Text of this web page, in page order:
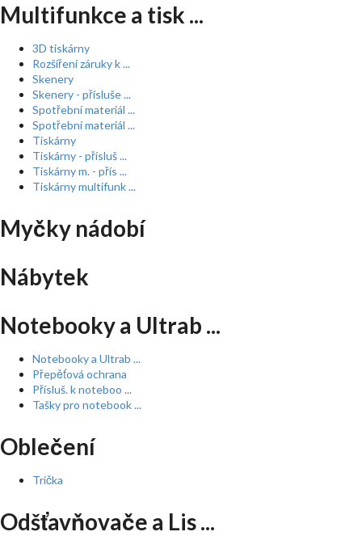
Multifunkce a tisk ...
3D tiskárny
Rozšíření záruky k ...
Skenery
Skenery - přísluše ...
Spotřební materiál ...
Spotřební materiál ...
Tiskárny
Tiskárny - přísluš ...
Tiskárny m. - přís ...
Tiskárny multifunk ...
Myčky nádobí
Nábytek
Notebooky a Ultrab ...
Notebooky a Ultrab ...
Přepěťová ochrana
Přísluš. k noteboo ...
Tašky pro notebook ...
Oblečení
Trička
Odšťavňovače a Lis ...